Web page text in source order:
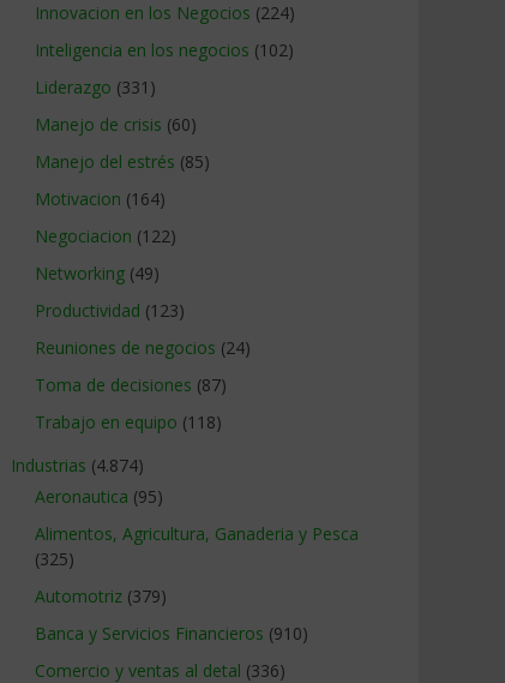
Innovacion en los Negocios (224)
Inteligencia en los negocios (102)
Liderazgo (331)
Manejo de crisis (60)
Manejo del estrés (85)
Motivacion (164)
Negociacion (122)
Networking (49)
Productividad (123)
Reuniones de negocios (24)
Toma de decisiones (87)
Trabajo en equipo (118)
Industrias (4.874)
Aeronautica (95)
Alimentos, Agricultura, Ganaderia y Pesca
(325)
Automotriz (379)
Banca y Servicios Financieros (910)
Comercio y ventas al detal (336)